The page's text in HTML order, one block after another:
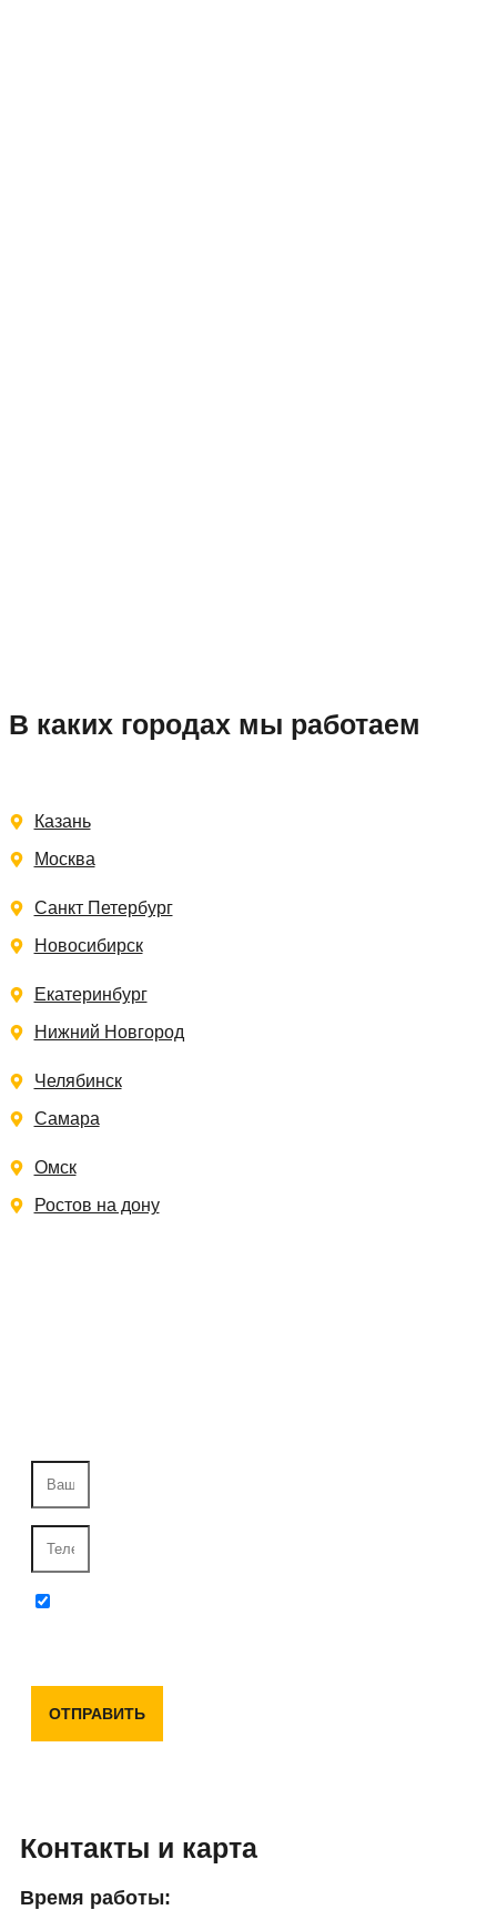
В каких городах мы работаем
Казань
Москва
Санкт Петербург
Новосибирск
Екатеринбург
Нижний Новгород
Челябинск
Самара
Омск
Ростов на дону
ОТПРАВИТЬ
Контакты и карта
Время работы: